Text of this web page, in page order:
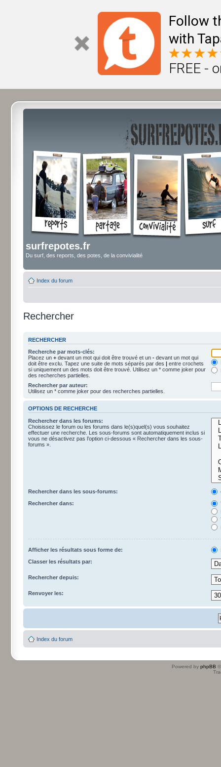
Follow
with
FREE -
surfrepotes.fr
Du surf, des reports, des potes, de la convivialité
Index du forum
Rechercher
RECHERCHER
Recherche par mots-clés:
Placez un + devant un mot qui doit être trouvé et un - devant un mot qui
doit être exclu. Tapez une suite de mots séparés par des | entre crochets
si uniquement un des mots doit être trouvé. Utilisez un * comme joker pour
des recherches partielles.
Rechercher par auteur:
Utilisez un * comme joker pour des recherches partielles.
OPTIONS DE RECHERCHE
Rechercher dans les forums:
Choisissez le forum ou les forums dans le(s)quel(s) vous souhaitez
effectuer une recherche. Les sous-forums sont automatiquement inclus si
vous ne désactivez pas l’option ci-dessous « Rechercher dans les sous-
forums ».
Rechercher dans les sous-forums:
Rechercher dans:
Afficher les résultats sous forme de:
Classer les résultats par:
Rechercher depuis:
Renvoyer les:
Index du forum
Powered by phpBB